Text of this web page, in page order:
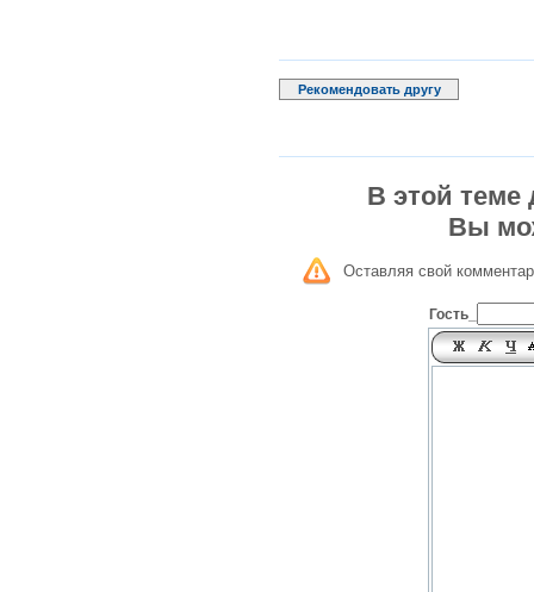
Рекомендовать другу
В этой теме
Вы
Оставляя свой
Гость_